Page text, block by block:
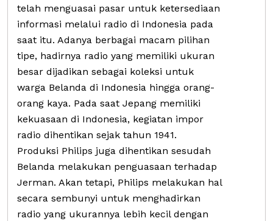
telah menguasai pasar untuk ketersediaan
informasi melalui radio di Indonesia pada
saat itu. Adanya berbagai macam pilihan
tipe, hadirnya radio yang memiliki ukuran
besar dijadikan sebagai koleksi untuk
warga Belanda di Indonesia hingga orang-
orang kaya. Pada saat Jepang memiliki
kekuasaan di Indonesia, kegiatan impor
radio dihentikan sejak tahun 1941.
Produksi Philips juga dihentikan sesudah
Belanda melakukan penguasaan terhadap
Jerman. Akan tetapi, Philips melakukan hal
secara sembunyi untuk menghadirkan
radio yang ukurannya lebih kecil dengan